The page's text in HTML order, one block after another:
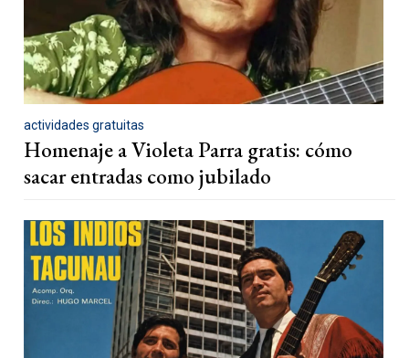
actividades gratuitas
Homenaje a Violeta Parra gratis: cómo
sacar entradas como jubilado